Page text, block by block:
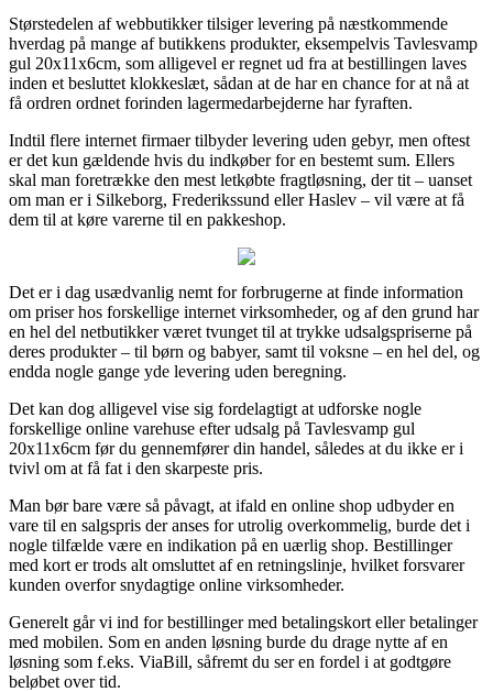
Størstedelen af webbutikker tilsiger levering på næstkommende
hverdag på mange af butikkens produkter, eksempelvis Tavlesvamp
gul 20x11x6cm, som alligevel er regnet ud fra at bestillingen laves
inden et besluttet klokkeslæt, sådan at de har en chance for at nå at
få ordren ordnet forinden lagermedarbejderne har fyraften.
Indtil flere internet firmaer tilbyder levering uden gebyr, men oftest
er det kun gældende hvis du indkøber for en bestemt sum. Ellers
skal man foretrække den mest letkøbte fragtløsning, der tit – uanset
om man er i Silkeborg, Frederikssund eller Haslev – vil være at få
dem til at køre varerne til en pakkeshop.
Det er i dag usædvanlig nemt for forbrugerne at finde information
om priser hos forskellige internet virksomheder, og af den grund har
en hel del netbutikker været tvunget til at trykke udsalgspriserne på
deres produkter – til børn og babyer, samt til voksne – en hel del, og
endda nogle gange yde levering uden beregning.
Det kan dog alligevel vise sig fordelagtigt at udforske nogle
forskellige online varehuse efter udsalg på Tavlesvamp gul
20x11x6cm før du gennemfører din handel, således at du ikke er i
tvivl om at få fat i den skarpeste pris.
Man bør bare være så påvagt, at ifald en online shop udbyder en
vare til en salgspris der anses for utrolig overkommelig, burde det i
nogle tilfælde være en indikation på en uærlig shop. Bestillinger
med kort er trods alt omsluttet af en retningslinje, hvilket forsvarer
kunden overfor snydagtige online virksomheder.
Generelt går vi ind for bestillinger med betalingskort eller betalinger
med mobilen. Som en anden løsning burde du drage nytte af en
løsning som f.eks. ViaBill, såfremt du ser en fordel i at godtgøre
beløbet over tid.